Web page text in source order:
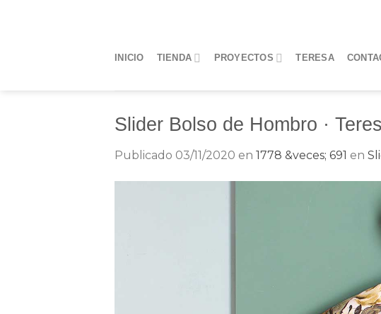
INICIO TIENDA PROYECTOS TERESA
Slider Bolso de Hombro ·
Publicado 03/11/2020 en 1778 &veces; 691 en